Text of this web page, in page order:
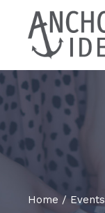
Home Events